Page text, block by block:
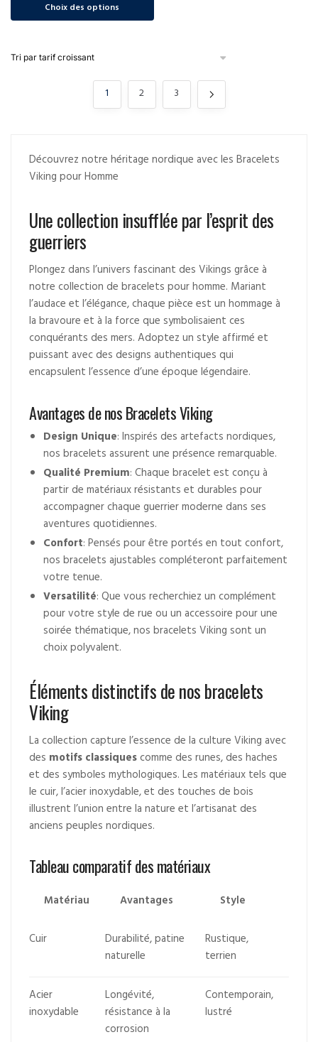
Choix des options
1 2 3
Découvrez notre héritage nordique avec les Bracelets
Viking pour Homme
Une collection insufflée par l’esprit des
guerriers
Plongez dans l’univers fascinant des Vikings grâce à
notre collection de bracelets pour homme. Mariant
l’audace et l’élégance, chaque pièce est un hommage à
la bravoure et à la force que symbolisaient ces
conquérants des mers. Adoptez un style affirmé et
puissant avec des designs authentiques qui
encapsulent l’essence d’une époque légendaire.
Avantages de nos Bracelets Viking
Design Unique: Inspirés des artefacts nordiques,
nos bracelets assurent une présence remarquable.
Qualité Premium: Chaque bracelet est conçu à
partir de matériaux résistants et durables pour
accompagner chaque guerrier moderne dans ses
aventures quotidiennes.
Confort: Pensés pour être portés en tout confort,
nos bracelets ajustables compléteront parfaitement
votre tenue.
Versatilité: Que vous recherchiez un complément
pour votre style de rue ou un accessoire pour une
soirée thématique, nos bracelets Viking sont un
choix polyvalent.
Éléments distinctifs de nos bracelets
Viking
La collection capture l’essence de la culture Viking avec
des motifs classiquescomme des runes, des haches
et des symboles mythologiques. Les matériaux tels que
le cuir, l’acier inoxydable, et des touches de bois
illustrent l’union entre la nature et l’artisanat des
anciens peuples nordiques.
Tableau comparatif des matériaux
Matériau Avantages
Style
Cuir
Durabilité, patine
naturelle
Rustique,
terrien
Acier
inoxydable
Longévité,
résistance à la
corrosion
Contemporain,
lustré